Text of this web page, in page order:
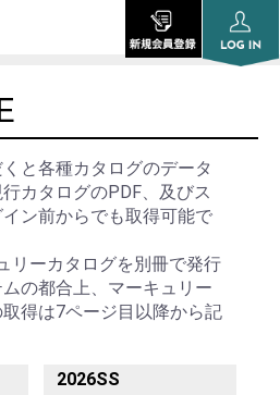
と各種カタログのデータ
カタログのPDF、及びス
ン前からでも取得可能で
リーカタログを別冊で発行
の都合上、マーキュリー
得は7ページ目以降から記
2026SS